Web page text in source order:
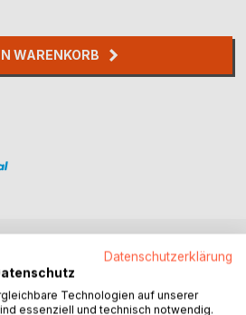
WARENKORB
Datenschutzerklärung
Technologien auf unserer
essenziell und technisch notwendig.